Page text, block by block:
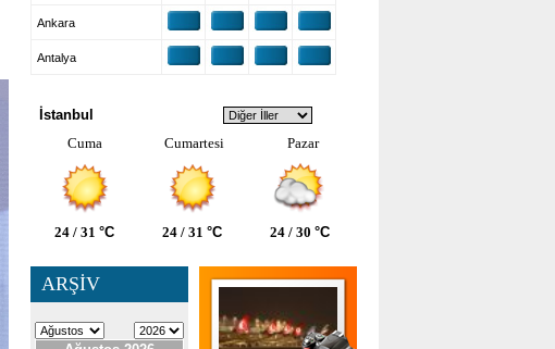
Ankara
Antalya
İstanbul
Cuma
Cumartesi Pazar
24 / 31 °C 24 / 31 °C 24 / 30 °C
ARŞİV